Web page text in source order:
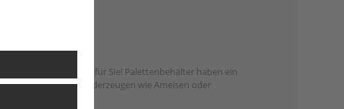
genau das Richtige für Sie! Palettenbehälter haben ein
Güter mit Flurförderzeugen wie Ameisen oder